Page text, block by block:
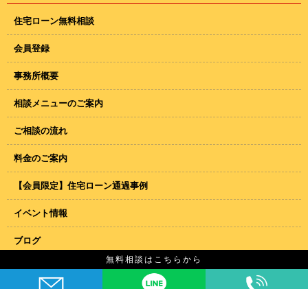
住宅ローン無料相談
会員登録
事務所概要
相談メニューのご案内
ご相談の流れ
料金のご案内
【会員限定】住宅ローン通過事例
イベント情報
ブログ
無料相談はこちらから